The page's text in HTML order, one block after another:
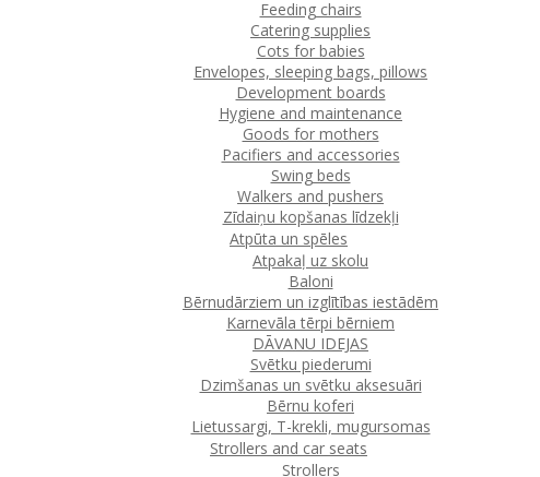
Feeding chairs
Catering supplies
Cots for babies
Envelopes, sleeping bags, pillows
Development boards
Hygiene and maintenance
Goods for mothers
Pacifiers and accessories
Swing beds
Walkers and pushers
Zīdaiņu kopšanas līdzekļi
Atpūta un spēles
Atpakaļ uz skolu
Baloni
Bērnudārziem un izglītības iestādēm
Karnevāla tērpi bērniem
DĀVANU IDEJAS
Svētku piederumi
Dzimšanas un svētku aksesuāri
Bērnu koferi
Lietussargi, T-krekli, mugursomas
Strollers and car seats
Strollers